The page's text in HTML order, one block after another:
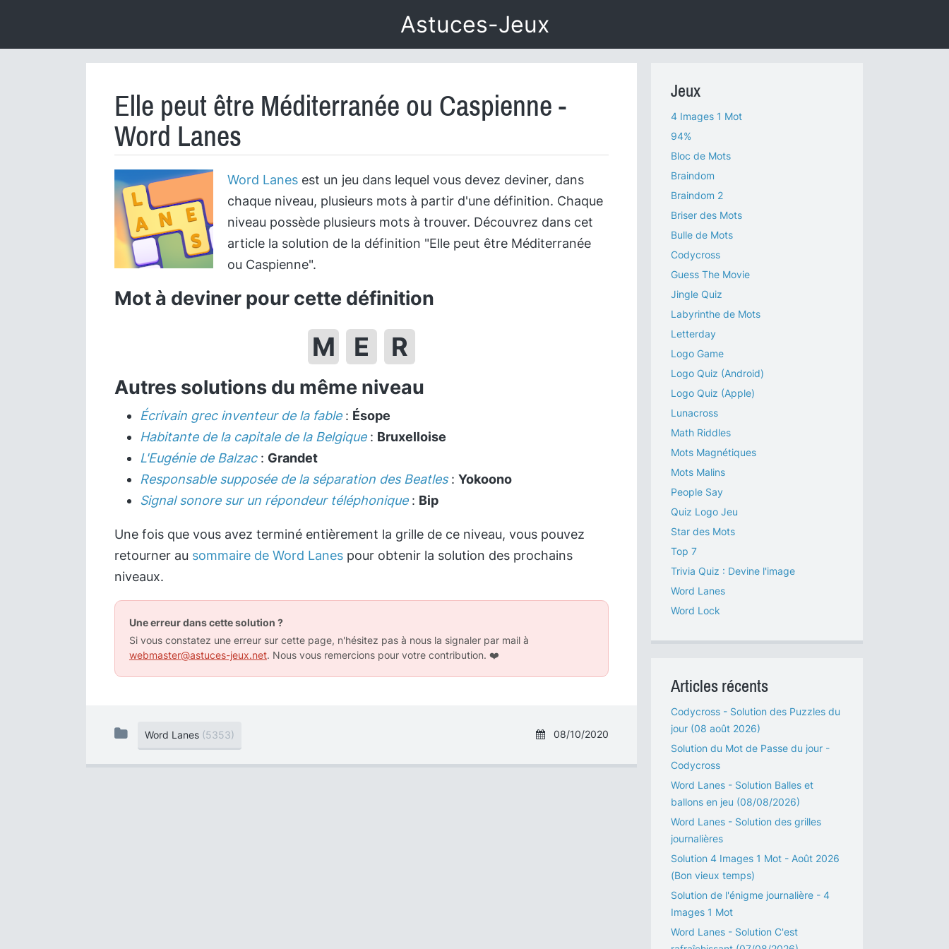
Astuces-Jeux
Elle peut être Méditerranée ou Caspienne -
Word Lanes
Word Lanes est un jeu dans lequel vous devez deviner, dans
chaque niveau, plusieurs mots à partir d'une définition. Chaque
niveau possède plusieurs mots à trouver. Découvrez dans cet
article la solution de la définition "Elle peut être Méditerranée
ou Caspienne".
Mot à deviner pour cette définition
M E R
Autres solutions du même niveau
Écrivain grec inventeur de la fable: Ésope
Habitante de la capitale de la Belgique: Bruxelloise
L'Eugénie de Balzac: Grandet
Responsable supposée de la séparation des Beatles: Yokoono
Signal sonore sur un répondeur téléphonique: Bip
Une fois que vous avez terminé entièrement la grille de ce niveau, vous pouvez
retourner au sommaire de Word Lanes pour obtenir la solution des prochains
niveaux.
Une erreur dans cette solution ?
Si vous constatez une erreur sur cette page, n'hésitez pas à nous la signaler par mail à
webmaster@astuces-jeux.net. Nous vous remercions pour votre contribution. ❤️
08/10/2020
Word Lanes (5353)
Jeux
4 Images 1 Mot
94%
Bloc de Mots
Braindom
Braindom 2
Briser des Mots
Bulle de Mots
Codycross
Guess The Movie
Jingle Quiz
Labyrinthe de Mots
Letterday
Logo Game
Logo Quiz (Android)
Logo Quiz (Apple)
Lunacross
Math Riddles
Mots Magnétiques
Mots Malins
People Say
Quiz Logo Jeu
Star des Mots
Top 7
Trivia Quiz : Devine l'image
Word Lanes
Word Lock
Articles récents
Codycross - Solution des Puzzles du
jour (08 août 2026)
Solution du Mot de Passe du jour -
Codycross
Word Lanes - Solution Balles et
ballons en jeu (08/08/2026)
Word Lanes - Solution des grilles
journalières
Solution 4 Images 1 Mot - Août 2026
(Bon vieux temps)
Solution de l'énigme journalière - 4
Images 1 Mot
Word Lanes - Solution C'est